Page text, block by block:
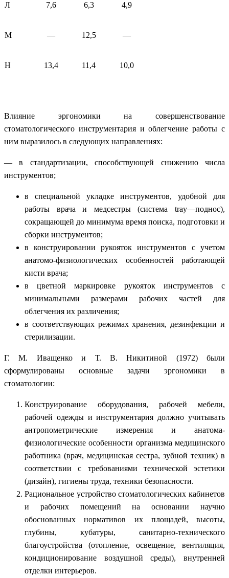
Л 7,6 6,3 4,9
М — 12,5 —
Н 13,4 11,4 10,0
Влияние эргономики на совершенствование
стоматологического инструментария и облегчение работы с
ним выразилось в следующих направлениях:
— в стандартизации, способствующей снижению числа
инструментов;
в специальной укладке инструментов, удобной для
работы врача и медсестры (система tray—поднос),
сокращающей до минимума время поиска, подготовки и
сборки инструментов;
в конструировании рукояток инструментов с учетом
анатомо-физиологических особенностей работающей
кисти врача;
в цветной маркировке рукояток инструментов с
минимальными размерами рабочих частей для
облегчения их различения;
в соответствующих режимах хранения, дезинфекции и
стерилизации.
Г. М. Иващенко и Т. В. Никитиной (1972) были
сформулированы основные задачи эргономики в
стоматологии:
Конструирование оборудования, рабочей мебели,
рабочей одежды и инструментария должно учитывать
антропометрические измерения и анатома-
физиологические особенности организма медицинского
работника (врач, медицинская сестра, зубной техник) в
соответствии с требованиями технической эстетики
(дизайн), гигиены труда, техники безопасности.
Рациональное устройство стоматологических кабинетов
и рабочих помещений на основании научно
обоснованных нормативов их площадей, высоты,
глубины, кубатуры, санитарно-технического
благоустройства (отопление, освещение, вентиляция,
кондиционирование воздушной среды), внутренней
отделки интерьеров.